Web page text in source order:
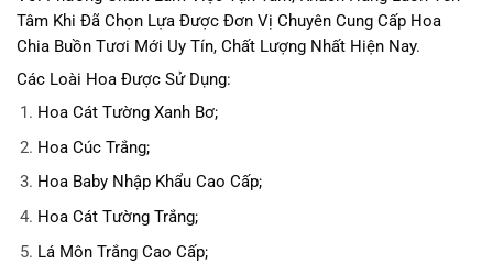
Tâm Khi Đã Chọn Lựa Được Đơn Vị Chuyên Cung Cấp Hoa
Chia Buồn Tươi Mới Uy Tín, Chất Lượng Nhất Hiện Nay.
Các Loài Hoa Được Sử Dụng:
Hoa Cát Tường Xanh Bơ;
Hoa Cúc Trắng;
Hoa Baby Nhập Khẩu Cao Cấp;
Hoa Cát Tường Trắng;
Lá Môn Trắng Cao Cấp;